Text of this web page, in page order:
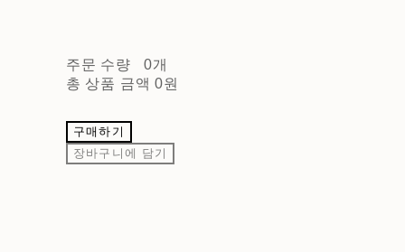
주문 수량
0개
총 상품 금액 0원
구매하기
장바구니에 담기